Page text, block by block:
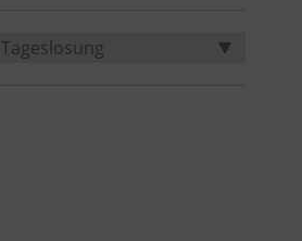
Tageslosung